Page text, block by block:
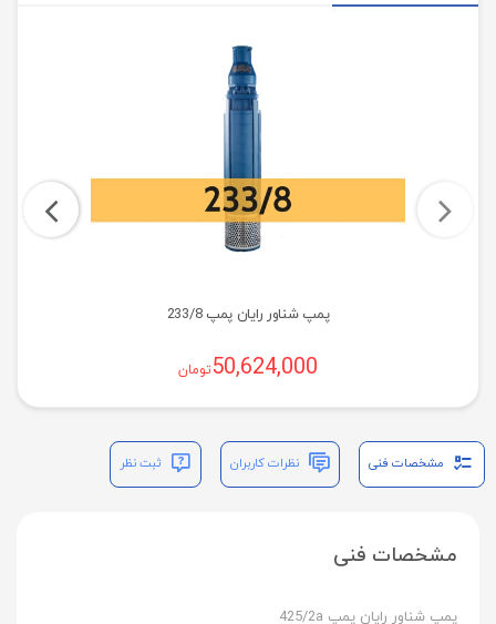
پمپ شناور رایان پمپ 233/8
50,624,000تومان
مشخصات فنی نظرات کاربران ثبت نظر
مشخصات فنی
پمپ شناور رایان پمپ 425/2a